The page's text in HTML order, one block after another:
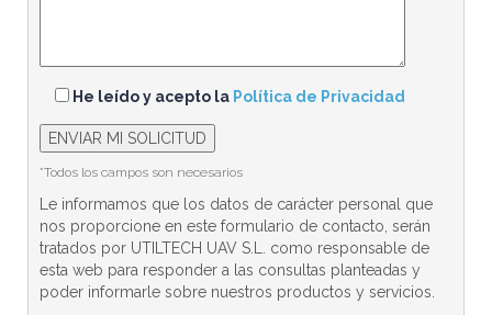
He leído y acepto la Política de Privacidad
*Todos los campos son necesarios
Le informamos que los datos de carácter personal que
nos proporcione en este formulario de contacto, serán
tratados por UTILTECH UAV S.L. como responsable de
esta web para responder a las consultas planteadas y
poder informarle sobre nuestros productos y servicios.